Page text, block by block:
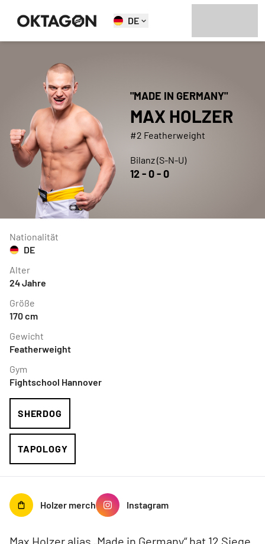
DE
"MADE IN GERMANY"
MAX HOLZER
#2 Featherweight
Bilanz (S-N-U)
12-0-0
Nationalität
DE
Alter
24Jahre
Größe
170cm
Gewicht
Featherweight
Gym
Fightschool Hannover
SHERDOG
TAPOLOGY
Holzer merch Instagram
Max Holzer alias „Made in Germany“ hat 12 Siege